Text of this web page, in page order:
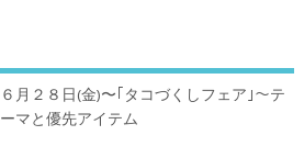
６月２８日(金)〜｢タコづくしフェア｣～テ
ーマと優先アイテム